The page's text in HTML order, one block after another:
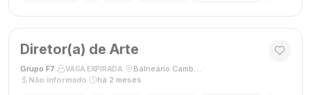
Diretor(a) de Arte
Grupo F7 VAGA EXPIRADA Balneário Camboriú, SC, Brasil
Não informado
há 2 meses